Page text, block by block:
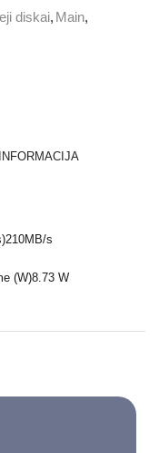
diskai, Main,
210MB/s
(W)8.73 W